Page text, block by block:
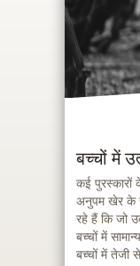
बच्चों में
कई पुरस्कारों
अनुपम खेर के
रहे हैं कि जो
बच्चों में
बच्चों में तेजी